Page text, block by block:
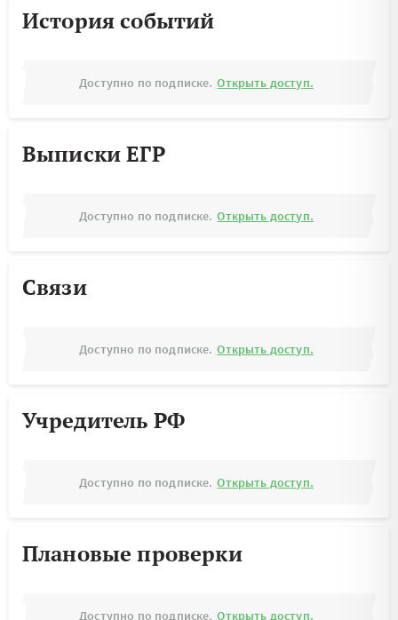
История событий
Доступно по подписке. Открыть доступ.
Выписки ЕГР
Доступно по подписке. Открыть доступ.
Связи
Доступно по подписке. Открыть доступ.
Учредитель РФ
Доступно по подписке. Открыть доступ.
Плановые проверки
Доступно по подписке. Открыть доступ.